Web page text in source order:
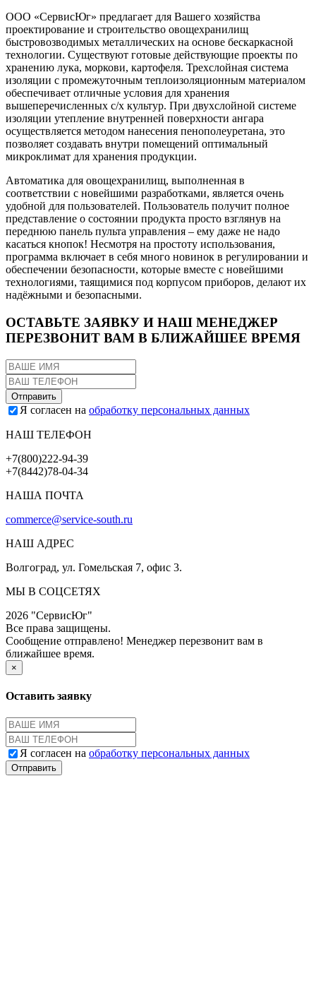
ООО «СервисЮг» предлагает для Вашего хозяйства
проектирование и строительство овощехранилищ
быстровозводимых металлических на основе бескаркасной
технологии. Существуют готовые действующие проекты по
хранению лука, моркови, картофеля. Трехслойная система
изоляции с промежуточным теплоизоляционным материалом
обеспечивает отличные условия для хранения
вышеперечисленных с/х культур. При двухслойной системе
изоляции утепление внутренней поверхности ангара
осуществляется методом нанесения пенополеуретана, это
позволяет создавать внутри помещений оптимальный
микроклимат для хранения продукции.
Автоматика для овощехранилищ, выполненная в
соответствии с новейшими разработками, является очень
удобной для пользователей. Пользователь получит полное
представление о состоянии продукта просто взглянув на
переднюю панель пульта управления – ему даже не надо
касаться кнопок! Несмотря на простоту использования,
программа включает в себя много новинок в регулировании и
обеспечении безопасности, которые вместе с новейшими
технологиями, таящимися под корпусом приборов, делают их
надёжными и безопасными.
ОСТАВЬТЕ ЗАЯВКУ И НАШ МЕНЕДЖЕР
ПЕРЕЗВОНИТ ВАМ В БЛИЖАЙШЕЕ ВРЕМЯ
Я согласен на обработку персональных данных
НАШ ТЕЛЕФОН
+7(800)222-94-39
+7(8442)78-04-34
НАША ПОЧТА
commerce@service-south.ru
НАШ АДРЕС
Волгоград, ул. Гомельская 7, офис 3.
МЫ В СОЦСЕТЯХ
2026 "СервисЮг"
Все права защищены.
Сообщение отправлено! Менеджер перезвонит вам в
ближайшее время.
×
Оставить заявку
Я согласен на обработку персональных данных